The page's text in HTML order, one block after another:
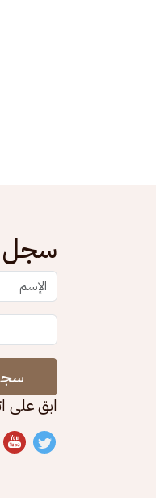
سجل
ابق على